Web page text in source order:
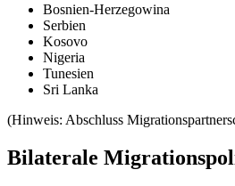
Bosnien-Herzegowina
Serbien
Kosovo
Nigeria
Tunesien
Sri Lanka
(Hinweis: Abschluss
Bilaterale